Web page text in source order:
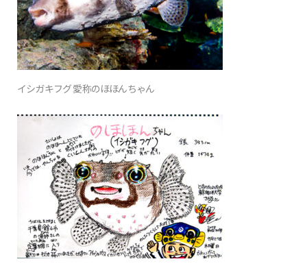
イシガキフグ 愛称のほほんちゃん